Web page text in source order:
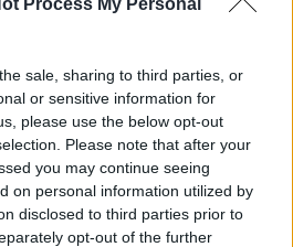
Process My Personal
sale, sharing to third parties, or
or sensitive information for
please use the below opt-out
Please note that after your
you may continue seeing
on personal information utilized by
disclosed to third parties prior to
opt-out of the further